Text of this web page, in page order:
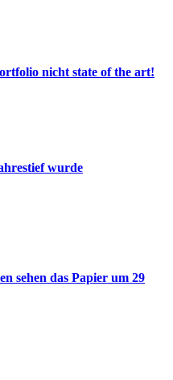
nicht state of the art!
wurde
sehen das Papier um 29